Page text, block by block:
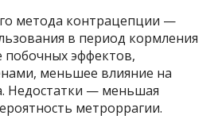
метода контрацепции —
в период кормления
побочных эффектов,
меньшее влияние на
Недостатки — меньшая
метроррагии.